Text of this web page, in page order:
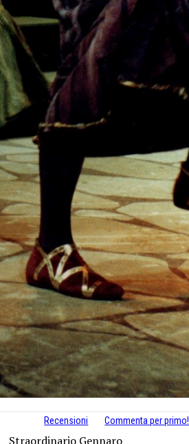
Commenta per primo!
Recensioni
Straordinario Gennaro